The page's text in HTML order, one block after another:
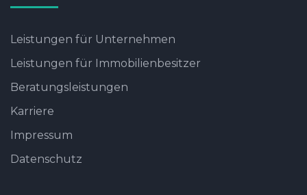
Leistungen für Unternehmen
Leistungen für Immobilienbesitzer
Beratungsleistungen
Karriere
Impressum
Datenschutz